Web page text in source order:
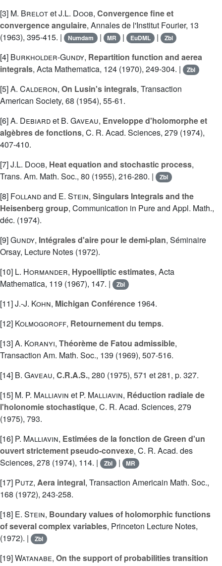
[3] M. BrelotetJ.L. Doob, Convergence fine et
convergence angulaire, Annales de l'Institut Fourier, 13
(1963), 395-415. |
Numdam | MR | EuDML | Zbl
[4] Burkholder-Gundy, Repartition function and aerea
integrals, Acta Mathematica, 124 (1970), 249-304. | Zbl
[5]A. Calderon, On Lusin's integrals, Transaction
American Society, 68 (1954), 55-61.
[6]A. Debiardet B. Gaveau, Enveloppe d'holomorphe et
algèbres de fonctions, C. R. Acad. Sciences, 279 (1974),
407-410.
[7]J.L. Doob, Heat equation and stochastic process,
Trans. Am. Math. Soc., 80 (1955), 216-280. |
Zbl
[8] Follandand E. Stein, Singulars Integrals and the
Heisenberg group, Communication in Pure and Appl. Math.,
déc. (1974).
[9]Gundy, Intégrales d'aire pour le demi-plan, Séminaire
Orsay, Lecture Notes (1972).
[10] L. Hormander, Hypoelliptic estimates, Acta
Mathematica, 119 (1967), 147. |
Zbl
[11]J.-J. Kohn, Michigan Conférence 1964.
[12] Kolmogoroff, Retournement du temps.
[13]A. Koranyi, Théorème de Fatou admissible,
Transaction Am. Math. Soc., 139 (1969), 507-516.
[14] B. Gaveau, C.R.A.S., 280 (1975), 571 et 281, p. 327.
[15] M. P. Malliavin et P. Malliavin, Réduction radiale de
l'holonomie stochastique, C. R. Acad. Sciences, 279
(1975), 793.
[16] P. Malliavin, Estimées de la fonction de Green d'un
ouvert strictement pseudo-convexe, C. R. Acad. des
Sciences, 278 (1974), 114. |
Zbl | MR
[17] Putz, Aera integral, Transaction Americain Math. Soc.,
168 (1972), 243-258.
[18] E. Stein, Boundary values of holomorphic functions
of several complex variables, Princeton Lecture Notes,
(1972). |
Zbl
[19]Watanabe, On the support of probabilities transition